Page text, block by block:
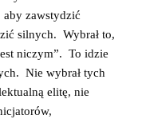
aby zawstydzić
silnych. Wybrał to,
niczym”. To idzie
Nie wybrał tych
elitę, nie